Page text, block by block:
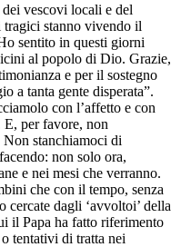
vescovi locali e del
stanno vivendo il
sentito in questi giorni
al popolo di Dio. Grazie,
e per il sostegno
a tanta gente disperata”.
con l’affetto e con
E, per favore, non
stanchiamoci di
non solo ora,
e nei mesi che verranno.
che con il tempo, senza
cercate dagli ‘avvoltoi’ della
il Papa ha fatto riferimento
tentativi di tratta nei